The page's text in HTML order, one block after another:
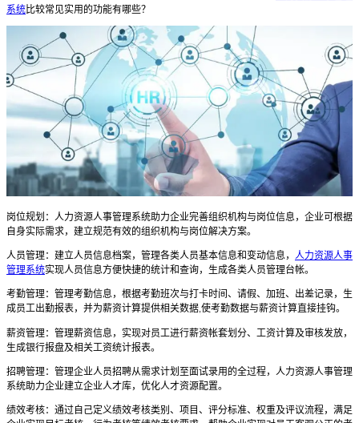
系统比较常见实用的功能有哪些？
岗位规划：人力资源人事管理系统助力企业完善组织机构与岗位信息，企业可根据
自身实际需求，建立规范有效的组织机构与岗位解决方案。
人员管理：建立人员信息档案，管理各类人员基本信息和变动信息， 人力资源人事
管理系统实现人员信息方便快捷的统计和查询，生成各类人员管理台帐。
考勤管理：管理考勤信息，根据考勤班次与打卡时间、请假、加班、出差记录，生
成员工出勤报表，并为薪资计算提供相关数据,使考勤数据与薪资计算直接挂钩。
薪资管理：管理薪资信息，实现对员工进行薪资帐套划分、工资计算及审核发放，
生成银行报盘及相关工资统计报表。
招聘管理：管理企业人员招聘从需求计划至面试录用的全过程，人力资源人事管理
系统助力企业建立企业人才库，优化人才资源配置。
绩效考核：通过自己定义绩效考核类别、项目、评分标准、权重及评议流程，满足